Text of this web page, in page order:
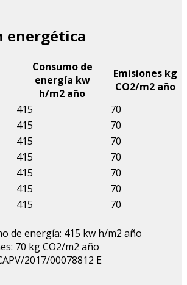
energética
Consumo de
energía kw
h/m2 año
Emisiones kg
CO2/m2 año
415
70
415
70
415
70
415
70
415
70
415
70
415 70
de energía: 415 kw h/m2 año
70 kg CO2/m2 año
2017/00078812 E